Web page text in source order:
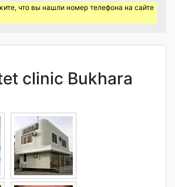
что вы нашли номер телефона на сайте
clinic Bukhara